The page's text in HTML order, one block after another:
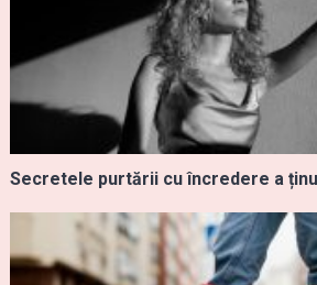
Secretele purtării cu încredere a